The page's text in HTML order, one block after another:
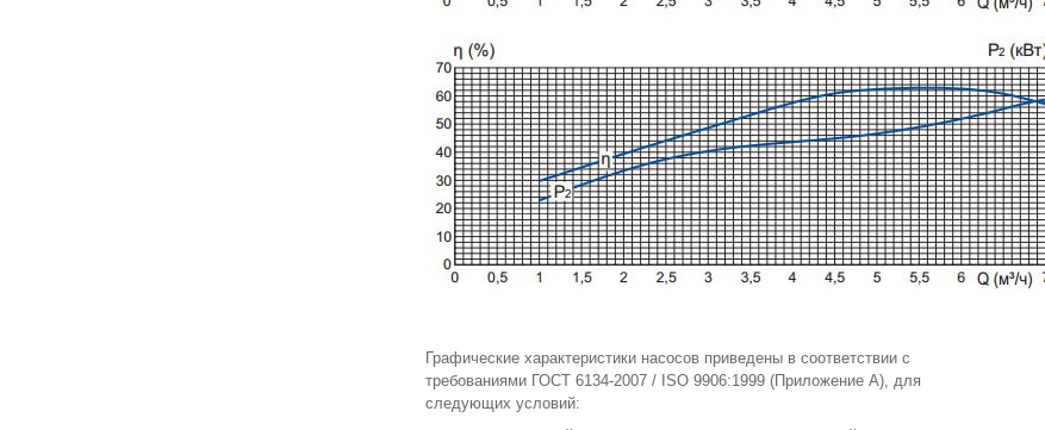
Графические характеристики насосов приведены в соответствии с
требованиями ГОСТ 6134-2007 / ISO 9906:1999 (Приложение А), для
следующих условий: